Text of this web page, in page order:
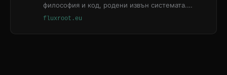
философия и код, родени извън системата.
Влизаш на своя отговорност.
fluxroot.eu